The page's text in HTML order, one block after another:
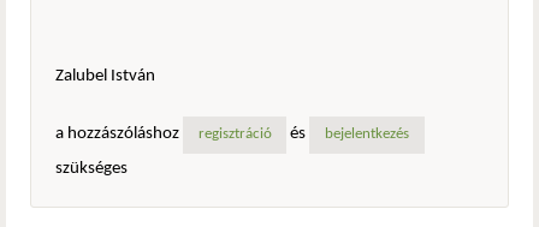
Zalubel István
a hozzászóláshoz regisztráció és bejelentkezés
szükséges